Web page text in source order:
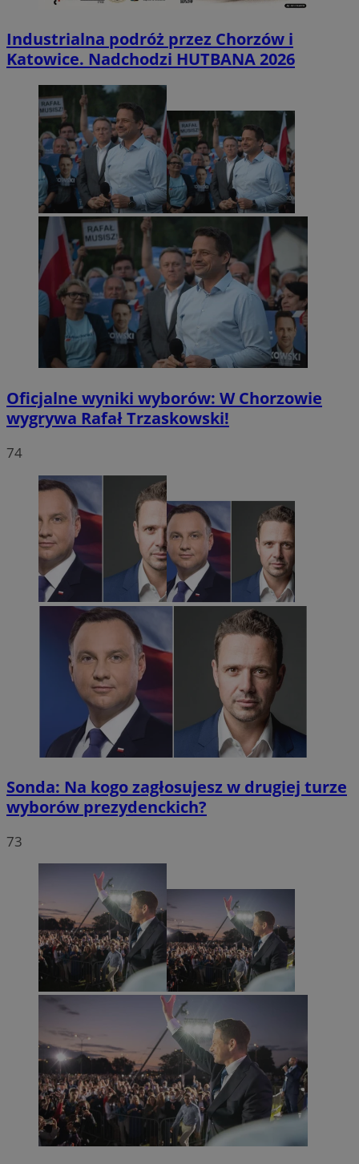
Industrialna podróż przez Chorzów i
Katowice. Nadchodzi HUTBANA 2026
Oficjalne wyniki wyborów: W Chorzowie
wygrywa Rafał Trzaskowski!
74
Sonda: Na kogo zagłosujesz w drugiej turze
wyborów prezydenckich?
73